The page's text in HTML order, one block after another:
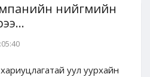
нийгмийн
уул уурхайн